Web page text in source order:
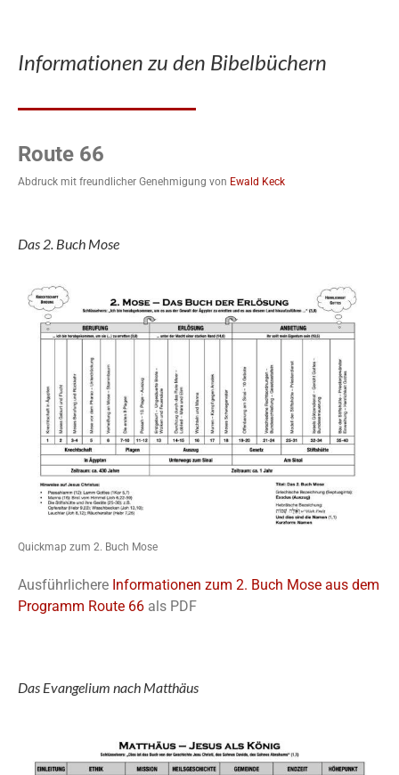
Informationen zu den Bibelbüchern
Route 66
Abdruck mit freundlicher Genehmigung von Ewald Keck
Das 2. Buch Mose
Quickmap zum 2. Buch Mose
Ausführlichere Informationen zum 2. Buch Mose aus dem
Programm Route 66 als PDF
Das Evangelium nach Matthäus